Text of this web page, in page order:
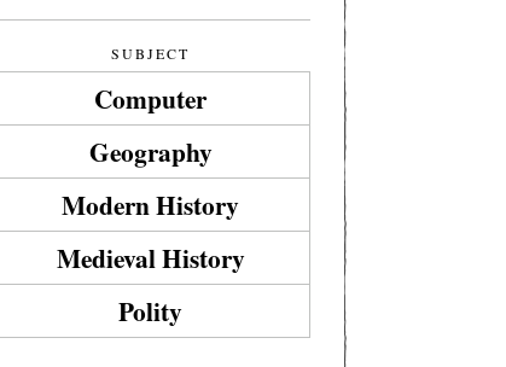
SUBJECT
Computer
Geography
Modern History
Medieval History
Polity